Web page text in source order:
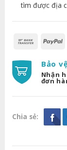
tìm được địa
Bảo
Nhận
đơn
Chia sẻ: